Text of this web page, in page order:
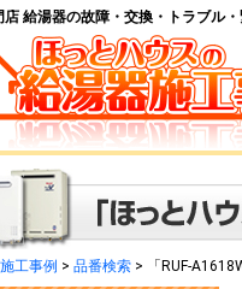
店 給湯器の故障・交換・トラブル
工事例 > 品番検索 > 「RUF-